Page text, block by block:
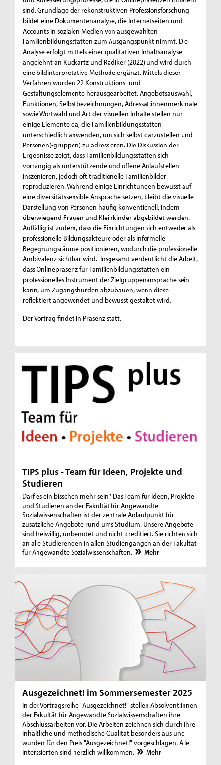
sind. Grundlage der rekonstruktiven Professionsforschung
bildet eine Dokumentenanalyse, die Internetseiten und
Accounts in sozialen Medien von ausgewählten
Familienbildungsstätten zum Ausgangspunkt nimmt. Die
Analyse erfolgt mittels einer qualitativen Inhaltsanalyse
angelehnt an Kuckartz und Rädiker (2022) und wird durch
eine bildinterpretative Methode ergänzt. Mittels dieser
Verfahren wurden 22 Konstruktions- und
Gestaltungselemente herausgearbeitet. Angebotsauswahl,
Funktionen, Selbstbezeichnungen, Adressat:innenmerkmale
sowie Wortwahl und Art der visuellen Inhalte stellen nur
einige Elemente da, die Familienbildungsstätten
unterschiedlich anwenden, um sich selbst darzustellen und
Personen(-gruppen) zu adressieren. Die Diskussion der
Ergebnisse zeigt, dass Familienbildungsstätten sich
vorrangig als unterstützende und offene Anlaufstellen
inszenieren, jedoch oft traditionelle Familienbilder
reproduzieren. Während einige Einrichtungen bewusst auf
eine diversitätssensible Ansprache setzen, bleibt die visuelle
Darstellung von Personen häufig konventionell, indem
überwiegend Frauen und Kleinkinder abgebildet werden.
Auffällig ist zudem, dass die Einrichtungen sich entweder als
professionelle Bildungsakteure oder als informelle
Begegnungsräume positionieren, wodurch die professionelle
Ambivalenz sichtbar wird. Insgesamt verdeutlicht die Arbeit,
dass Onlinepräsenz für Familienbildungsstätten ein
professionelles Instrument der Zielgruppenansprache sein
kann, um Zugangshürden abzubauen, wenn diese
reflektiert angewendet und bewusst gestaltet wird.
Der Vortrag findet in Präsenz statt.
TIPS plus - Team für Ideen, Projekte und
Studieren
Darf es ein bisschen mehr sein? Das Team für Ideen, Projekte
und Studieren an der Fakultät für Angewandte
Sozialwissenschaften ist der zentrale Anlaufpunkt für
zusätzliche Angebote rund ums Studium. Unsere Angebote
sind freiwillig, unbenotet und nicht-creditiert. Sie richten sich
an alle Studierenden in allen Studiengängen an der Fakultät
für Angewandte Sozialwissenschaften.
Mehr
Ausgezeichnet! im Sommersemester 2025
In der Vortragsreihe "Ausgezeichnet!" stellen Absolvent:innen
der Fakultät für Angewandte Sozialwissenschaften ihre
Abschlussarbeiten vor. Die Arbeiten zeichnen sich durch ihre
inhaltliche und methodische Qualität besonders aus und
wurden für den Preis "Ausgezeichnet!" vorgeschlagen. Alle
Interssierten sind herzlich willkommen.
Mehr